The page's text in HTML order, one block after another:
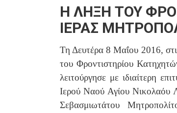
Η ΛΗΞΗ ΤΟΥ
ΙΕΡΑΣ
Τη Δευτέρα 8 Μαΐου 2016,
του Φροντιστηρίου
λειτούργησε με ιδιαίτερη
Ιερού Ναού Αγίου Νικολαόυ
Σεβασμιωτάτου